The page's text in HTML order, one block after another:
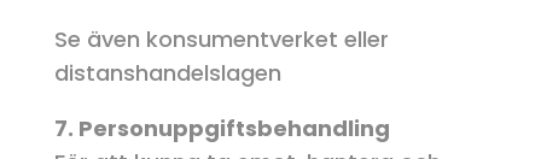
Se även konsumentverket eller
distanshandelslagen
7. Personuppgiftsbehandling